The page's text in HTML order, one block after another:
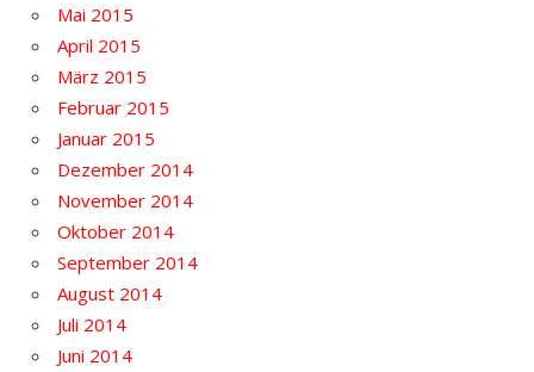
Mai 2015
April 2015
März 2015
Februar 2015
Januar 2015
Dezember 2014
November 2014
Oktober 2014
September 2014
August 2014
Juli 2014
Juni 2014